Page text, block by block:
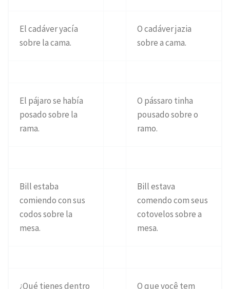
El cadáver yacía
sobre la cama.
O cadáver jazia
sobre a cama.
El pájaro se había
posado sobre la
rama.
O pássaro tinha
pousado sobre o
ramo.
Bill estaba
comiendo con sus
codos sobre la
mesa.
Bill estava
comendo com seus
cotovelos sobre a
mesa.
¿Qué tienes dentro
O que você tem